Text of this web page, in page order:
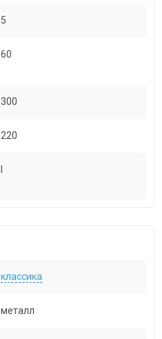
5
60
300
220
классика
металл